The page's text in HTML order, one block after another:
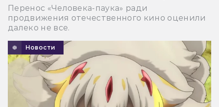
Перенос «Человека-паука» ради
продвижения отечественного кино оценили
далеко не все.
Новости